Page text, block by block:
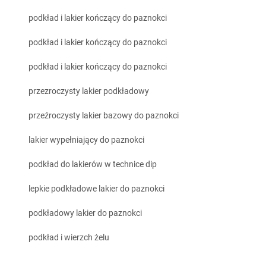
podkład i lakier kończący do paznokci
podkład i lakier kończący do paznokci
podkład i lakier kończący do paznokci
przezroczysty lakier podkładowy
przeźroczysty lakier bazowy do paznokci
lakier wypełniający do paznokci
podkład do lakierów w technice dip
lepkie podkładowe lakier do paznokci
podkładowy lakier do paznokci
podkład i wierzch żelu